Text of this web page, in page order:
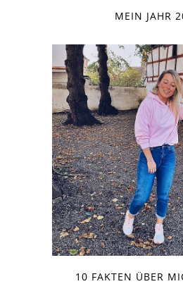
MEIN JAHR
10 FAKTEN ÜBER